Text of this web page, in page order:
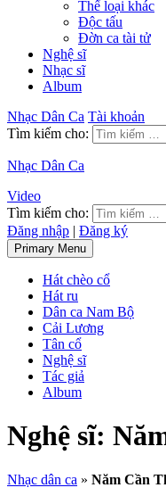
Thể loại khác
Độc tấu
Đờn ca tài tử
Nghệ sĩ
Nhạc sĩ
Album
Nhạc Dân Ca Tài khoản
Tìm kiếm cho:
Nhạc Dân Ca
Video
Tìm kiếm cho:
Đăng nhập | Đăng ký
Primary Menu
Hát chèo cổ
Hát ru
Dân ca Nam Bộ
Cải Lương
Tân cổ
Nghệ sĩ
Tác giả
Album
Nghệ sĩ:
Nhạc dân ca » Năm Cần